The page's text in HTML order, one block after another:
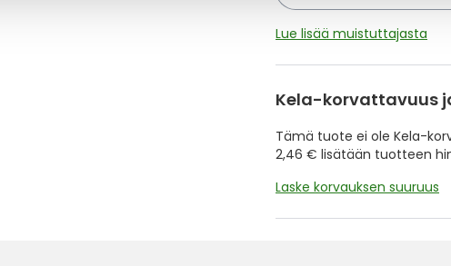
Lue lisää muistuttajasta
Kela-korvattavuus
Tämä tuote ei ole Kela-
2,46 € lisätään tuotteen
Laske korvauksen suuruus